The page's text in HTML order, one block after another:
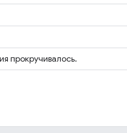
прокручивалось.